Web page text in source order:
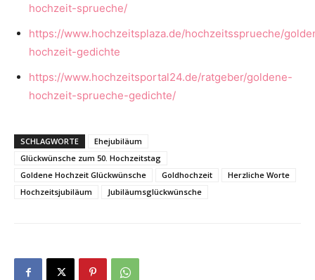
hochzeit-sprueche/
https://www.hochzeitsplaza.de/hochzeitssprueche/
hochzeit-gedichte
https://www.hochzeitsportal24.de/ratgeber/goldene-
hochzeit-sprueche-gedichte/
SCHLAGWORTE
Ehejubiläum
Glückwünsche zum 50. Hochzeitstag
Goldene Hochzeit Glückwünsche
Goldhochzeit
Herzliche Worte
Hochzeitsjubiläum
Jubiläumsglückwünsche